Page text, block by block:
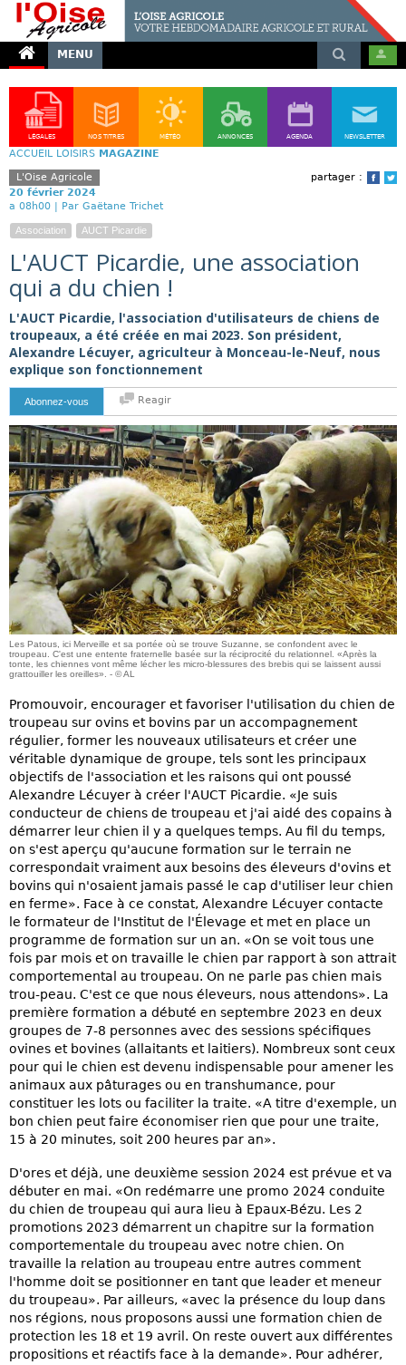
MENU
LÉGALES NOS TITRES MÉTÉO ANNONCES AGENDA NEWSLETTER
ACCUEIL LOISIRS MAGAZINE
partager :
L'Oise Agricole
20 février 2024
a 08h00 | Par Gaëtane Trichet
Association AUCT Picardie
L'AUCT Picardie, une association
qui a du chien !
L'AUCT Picardie, l'association d'utilisateurs de chiens de
troupeaux, a été créée en mai 2023. Son président,
Alexandre Lécuyer, agriculteur à Monceau-le-Neuf, nous
explique son fonctionnement
Abonnez-vous Reagir
Les Patous, ici Merveille et sa portée où se trouve Suzanne, se confondent avec le
troupeau. C'est une entente fraternelle basée sur la réciprocité du relationnel. «Après la
tonte, les chiennes vont même lécher les micro-blessures des brebis qui se laissent aussi
grattouiller les oreilles». - © AL
Promouvoir, encourager et favoriser l'utilisation du chien de
troupeau sur ovins et bovins par un accompagnement
régulier, former les nouveaux utilisateurs et créer une
véritable dynamique de groupe, tels sont les principaux
objectifs de l'association et les raisons qui ont poussé
Alexandre Lécuyer à créer l'AUCT Picardie. «Je suis
conducteur de chiens de troupeau et j'ai aidé des copains à
démarrer leur chien il y a quelques temps. Au fil du temps,
on s'est aperçu qu'aucune formation sur le terrain ne
correspondait vraiment aux besoins des éleveurs d'ovins et
bovins qui n'osaient jamais passé le cap d'utiliser leur chien
en ferme». Face à ce constat, Alexandre Lécuyer contacte
le formateur de l'Institut de l'Élevage et met en place un
programme de formation sur un an. «On se voit tous une
fois par mois et on travaille le chien par rapport à son attrait
comportemental au troupeau. On ne parle pas chien mais
trou-peau. C'est ce que nous éleveurs, nous attendons». La
première formation a débuté en septembre 2023 en deux
groupes de 7-8 personnes avec des sessions spécifiques
ovines et bovines (allaitants et laitiers). Nombreux sont ceux
pour qui le chien est devenu indispensable pour amener les
animaux aux pâturages ou en transhumance, pour
constituer les lots ou faciliter la traite. «A titre d'exemple, un
bon chien peut faire économiser rien que pour une traite,
15 à 20 minutes, soit 200 heures par an».
D'ores et déjà, une deuxième session 2024 est prévue et va
débuter en mai. «On redémarre une promo 2024 conduite
du chien de troupeau qui aura lieu à Epaux-Bézu. Les 2
promotions 2023 démarrent un chapitre sur la formation
comportementale du troupeau avec notre chien. On
travaille la relation au troupeau entre autres comment
l'homme doit se positionner en tant que leader et meneur
du troupeau». Par ailleurs, «avec la présence du loup dans
nos régions, nous proposons aussi une formation chien de
protection les 18 et 19 avril. On reste ouvert aux différentes
propositions et réactifs face à la demande». Pour adhérer,